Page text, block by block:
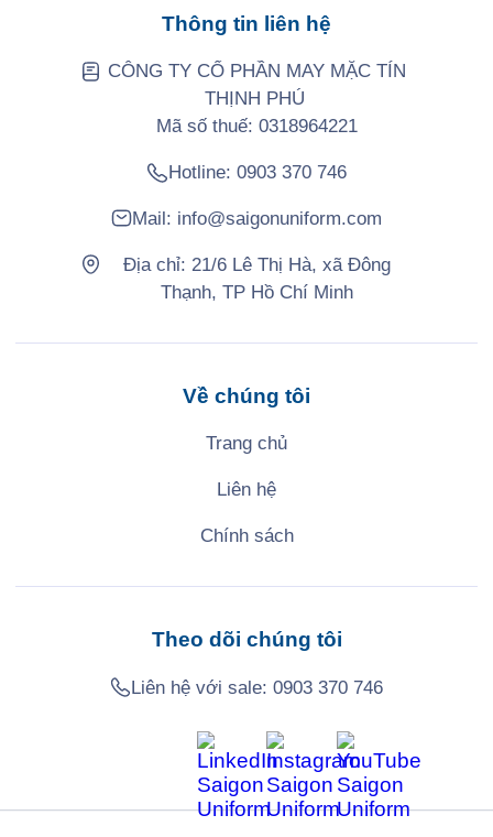
Thông tin liên hệ
CÔNG TY CỔ PHẦN MAY MẶC TÍN
THỊNH PHÚ
Mã số thuế: 0318964221
Hotline: 0903 370 746
Mail: info@saigonuniform.com
Địa chỉ: 21/6 Lê Thị Hà, xã Đông
Thạnh, TP Hồ Chí Minh
Về chúng tôi
Trang chủ
Liên hệ
Chính sách
Theo dõi chúng tôi
Liên hệ với sale:0903 370 746